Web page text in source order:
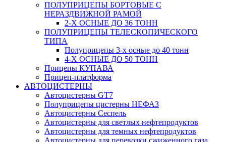
ПОЛУПРИЦЕПЫ БОРТОВЫЕ С
НЕРАЗДВИЖНОЙ РАМОЙ
2-Х ОСНЫЕ ДО 36 ТОНН
ПОЛУПРИЦЕПЫ ТЕЛЕСКОПИЧЕСКОГО
ТИПА
Полуприцепы 3-х осные до 40 тонн
4-Х ОСНЫЕ ДО 50 ТОНН
Прицепы КУПАВА
Прицеп-платформа
АВТОЦИСТЕРНЫ
Автоцистерны GT7
Полуприцепы цистерны НЕФАЗ
Автоцистерны Сеспель
Автоцистерны для светлых нефтепродуктов
Автоцистерны для темных нефтепродуктов
Автоцистерны для перевозки сжиженного газа